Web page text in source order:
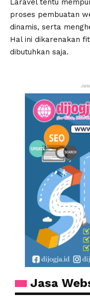
Laravel tentu
proses pembuatan
dinamis, serta
Hal ini dikarenakan
dibutuhkan saja.
Jasa